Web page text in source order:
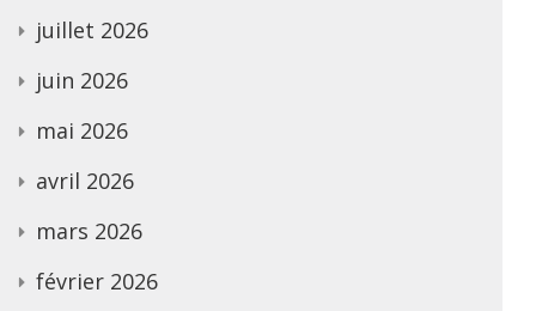
juillet 2026
juin 2026
mai 2026
avril 2026
mars 2026
février 2026